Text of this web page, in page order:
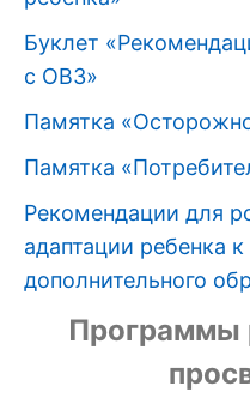
Буклет
с ОВЗ»
Памятка
Памятка
Рекомендации для
адаптации ребенка
дополнительного
Программы